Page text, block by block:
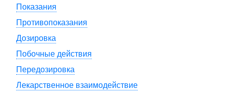
Показания
Противопоказания
Дозировка
Побочные действия
Передозировка
Лекарственное взаимодействие